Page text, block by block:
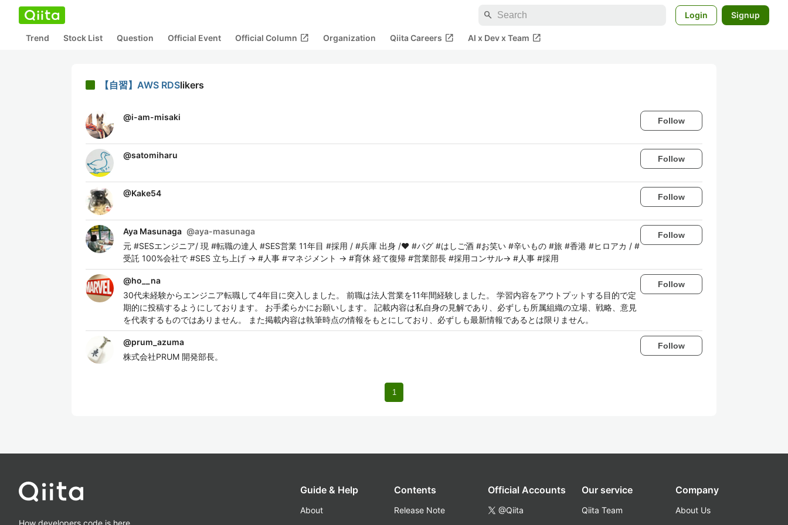
search Login Signup
Trend Stock List Question Official Event Official Column open_in_new Organization Qiita Careers open_in_new AI x Dev x Team open_in_new
【自習】AWS RDSlikers
@i-am-misaki Follow
@satomiharu Follow
@Kake54 Follow
Aya Masunaga @aya-masunaga
元 #SESエンジニア/ 現 #転職の達人 #SES営業 11年目 #採用 / #兵庫 出身 /❤️ #パグ #はしご酒 #お笑い #辛いもの #旅 #香港 #ヒロアカ / #
受託 100%会社で #SES 立ち上げ → #人事 #マネジメント → #育休 経て復帰 #営業部長 #採用コンサル→ #人事 #採用
Follow
@ho__na
30代未経験からエンジニア転職して4年目に突入しました。 前職は法人営業を11年間経験しました。 学習内容をアウトプットする目的で定
期的に投稿するようにしております。 お手柔らかにお願いします。 記載内容は私自身の見解であり、必ずしも所属組織の立場、戦略、意見
を代表するものではありません。 また掲載内容は執筆時点の情報をもとにしており、必ずしも最新情報であるとは限りません。
Follow
@prum_azuma
株式会社PRUM 開発部長。
Follow
1
How developers code is here.
Guide & Help
About
Contents
Release Note
Official Accounts
@Qiita
Our service
Qiita Team
Company
About Us